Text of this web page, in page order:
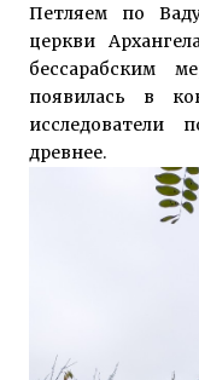
Петляем по
церкви
бессарабским
появилась в
исследователи
древнее.